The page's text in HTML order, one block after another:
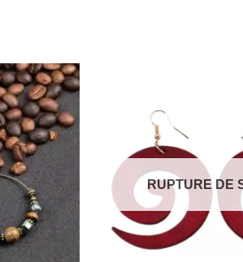
RUPTURE DE